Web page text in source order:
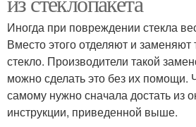
Иногда при повреждении стекла
Вместо этого отделяют и
стекло. Производители такой
можно сделать это без их помощи.
самому нужно сначала достать из
инструкции, приведенной выше.